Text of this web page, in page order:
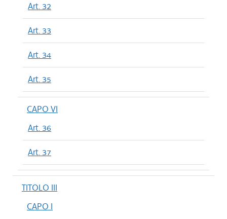
Art. 32
Art. 33
Art. 34
Art. 35
CAPO VI
Art. 36
Art. 37
TITOLO III
CAPO I